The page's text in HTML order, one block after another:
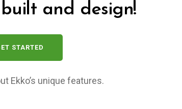
and design!
STARTED
Ekko’s unique features.